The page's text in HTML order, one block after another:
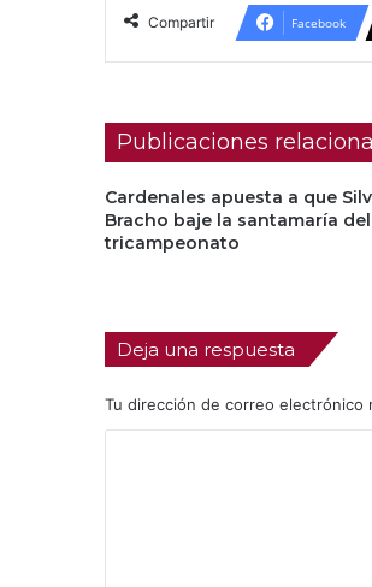
Compartir Facebook
Publicaciones
Cardenales apuesta a que
Bracho baje la santamaría del
tricampeonato
Deja una respuesta
Tu dirección de correo electrónico